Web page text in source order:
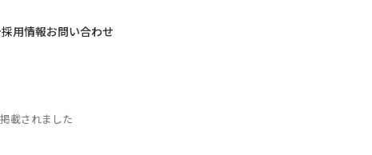
採用情報お問い合わせ
載されました